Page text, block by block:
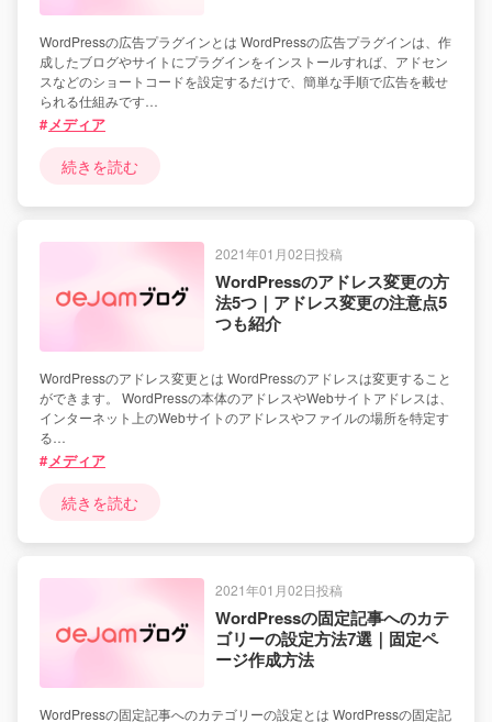
WordPressの広告プラグインとは WordPressの広告プラグインは、作
成したブログやサイトにプラグインをインストールすれば、アドセン
スなどのショートコードを設定するだけで、簡単な手順で広告を載せ
られる仕組みです…
メディア
続きを読む
2021年01月02日投稿
WordPressのアドレス変更の方
法5つ｜アドレス変更の注意点5
つも紹介
WordPressのアドレス変更とは WordPressのアドレスは変更すること
ができます。 WordPressの本体のアドレスやWebサイトアドレスは、
インターネット上のWebサイトのアドレスやファイルの場所を特定す
る…
メディア
続きを読む
2021年01月02日投稿
WordPressの固定記事へのカテ
ゴリーの設定方法7選｜固定ペ
ージ作成方法
WordPressの固定記事へのカテゴリーの設定とは WordPressの固定記